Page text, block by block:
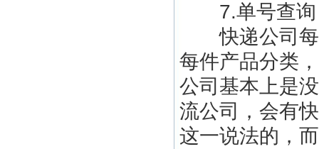
7.单号查询
快递公司每
每件产品分类
公司基本上是
流公司，会有
这一说法的，